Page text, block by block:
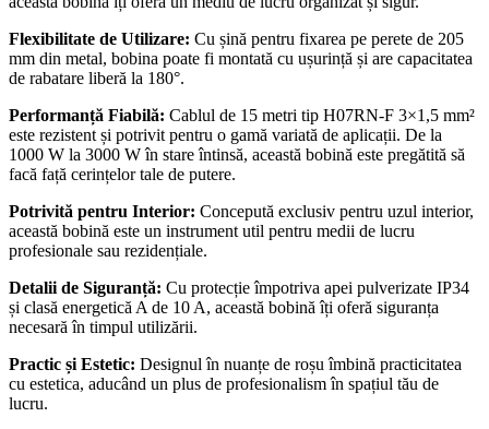
Flexibilitate de Utilizare: Cu șină pentru fixarea pe perete de 205
mm din metal, bobina poate fi montată cu ușurință și are capacitatea
de rabatare liberă la 180°.
Performanță Fiabilă: Cablul de 15 metri tip H07RN-F 3×1,5 mm²
este rezistent și potrivit pentru o gamă variată de aplicații. De la
1000 W la 3000 W în stare întinsă, această bobină este pregătită să
facă față cerințelor tale de putere.
Potrivită pentru Interior: Concepută exclusiv pentru uzul interior,
această bobină este un instrument util pentru medii de lucru
profesionale sau rezidențiale.
Detalii de Siguranță: Cu protecție împotriva apei pulverizate IP34
și clasă energetică A de 10 A, această bobină îți oferă siguranța
necesară în timpul utilizării.
Practic și Estetic: Designul în nuanțe de roșu îmbină practicitatea
cu estetica, aducând un plus de profesionalism în spațiul tău de
lucru.